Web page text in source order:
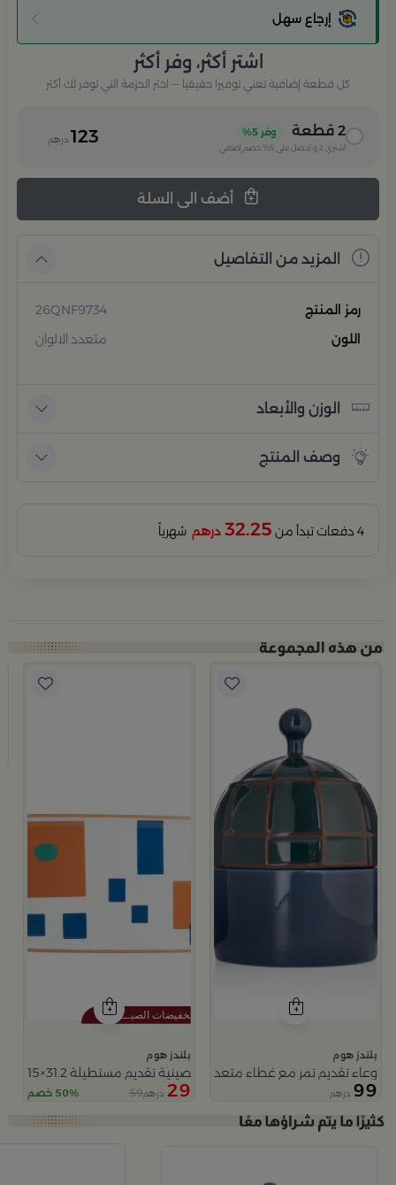
إرجاع سهل
اشتر أكثر، وفر أكثر
كل قطعة إضافية تعني توفيرا حقيقيا — اختر الحزمة التي توفر لك أكثر
2 قطعة وفر 5%
اشتري 2 و احصل على 5% خصم إضافي 123 درهم
المزيد من التفاصيل
رمز المنتج
26QNF9734
اللون
متعدد الالوان
الوزن والأبعاد
وصف المنتج
4 دفعات تبدأ من 32.25 درهم شهرياً
بلندز هوم
وعاء تقديم تمر مع غطاء متعدد الالوان من ميرلان
99 درهم
بلندز هوم
صينية تقديم مستطيلة 31.2×15 سم أبيض وبرتقالي وأزرق من الخزف الحجري بطباعة هندسية عصرية من ميرلان
29 درهم59 50% خصم